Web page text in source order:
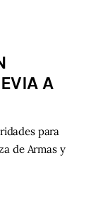
A
para
de Armas y